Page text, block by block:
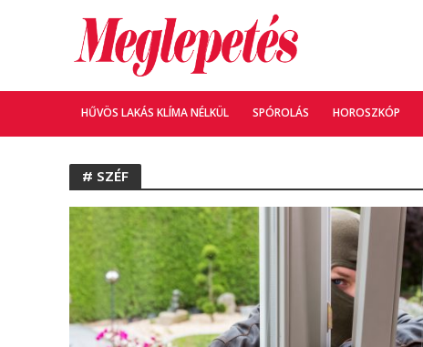
HŰVÖS LAKÁS KLÍMA NÉLKÜL SPÓROLÁS HOROSZKÓP
# SZÉF